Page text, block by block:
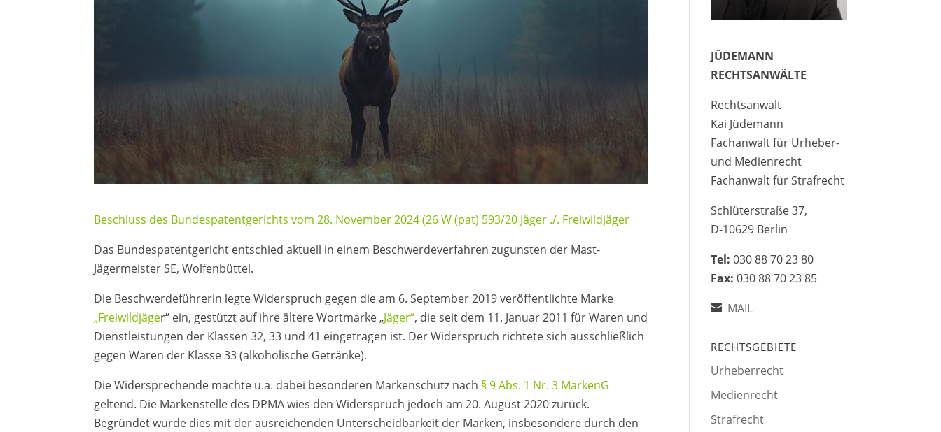
Beschluss des Bundespatentgerichts vom 28. November 2024 (26 W (pat) 593/20 Jäger ./. Freiwildjäger
Das Bundespatentgericht entschied aktuell in einem Beschwerdeverfahren zugunsten der Mast-
Jägermeister SE, Wolfenbüttel.
Die Beschwerdeführerin legte Widerspruch gegen die am 6. September 2019 veröffentlichte Marke
„Freiwildjäger“ ein, gestützt auf ihre ältere Wortmarke „Jäger“, die seit dem 11. Januar 2011 für Waren und
Dienstleistungen der Klassen 32, 33 und 41 eingetragen ist. Der Widerspruch richtete sich ausschließlich
gegen Waren der Klasse 33 (alkoholische Getränke).
Die Widersprechende machte u.a. dabei besonderen Markenschutz nach § 9 Abs. 1 Nr. 3 MarkenG
geltend. Die Markenstelle des DPMA wies den Widerspruch jedoch am 20. August 2020 zurück.
Begründet wurde dies mit der ausreichenden Unterscheidbarkeit der Marken, insbesondere durch den
JÜDEMANN
RECHTSANWÄLTE
Rechtsanwalt
Kai Jüdemann
Fachanwalt für Urheber-
und Medienrecht
Fachanwalt für Strafrecht
Schlüterstraße 37,
D-10629 Berlin
Tel: 030 88 70 23 80
Fax: 030 88 70 23 85
MAIL
RECHTSGEBIETE
Urheberrecht
Medienrecht
Strafrecht